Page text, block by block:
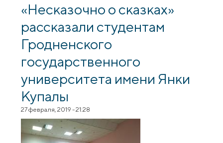
«Несказочно о сказках»
рассказали студентам
Гродненского
государственного
университета имени Янки
Купалы
27 февраля, 2019 - 21:28